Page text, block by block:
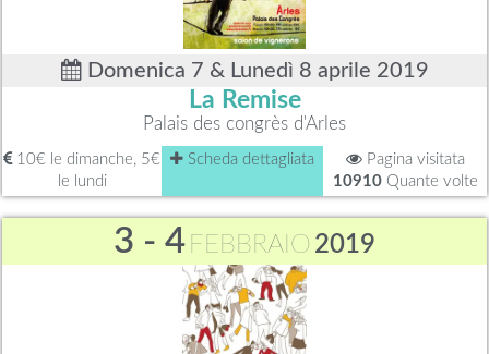
Domenica 7 & Lunedì 8 aprile 2019
La Remise
Palais des congrès d'Arles
10€ le dimanche, 5€
le lundi
Scheda dettagliata
Pagina visitata
10910Quante volte
3 - 4 FEBBRAIO 2019